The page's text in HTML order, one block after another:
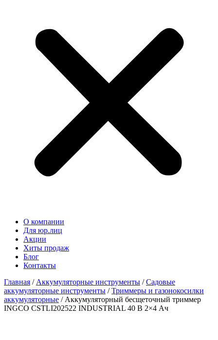
О компании
Для юр.лиц
Акции
Хиты продаж
Блог
Контакты
Главная / Аккумуляторные инструменты /Садовые
аккумуляторные инструменты /Триммеры и газонокосилки
аккумуляторные / Аккумуляторный бесщеточный триммер
INGCO CSTLI202522 INDUSTRIAL 40 В 2×4 Ач